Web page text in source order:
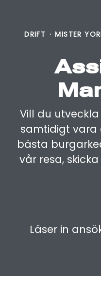
DRIFT · MISTER
Vill du
samtidigt vara
bästa
vår resa,
Läser in